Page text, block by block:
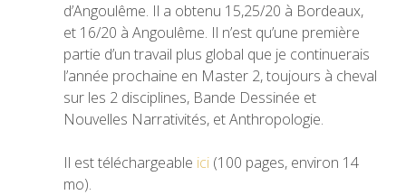
d’Angoulême. Il a obtenu 15,25/20 à Bordeaux,
et 16/20 à Angoulême. Il n’est qu’une première
partie d’un travail plus global que je continuerais
l’année prochaine en Master 2, toujours à cheval
sur les 2 disciplines, Bande Dessinée et
Nouvelles Narrativités, et Anthropologie.
Il est téléchargeable ici (100 pages, environ 14
mo).